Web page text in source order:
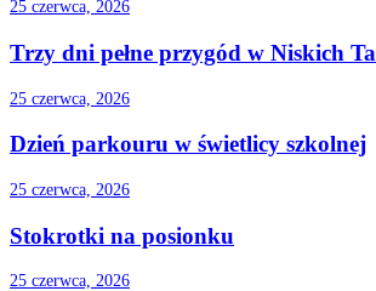
25 czerwca, 2026
Trzy dni pełne przygód w Niskich
25 czerwca, 2026
Dzień parkouru w świetlicy szkolnej
25 czerwca, 2026
Stokrotki na posionku
25 czerwca, 2026